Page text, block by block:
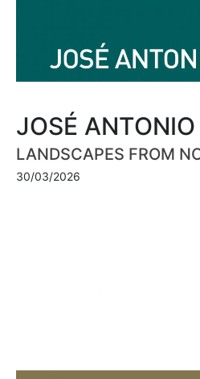
JOSÉ
LANDSCAPES FROM
30/03/2026